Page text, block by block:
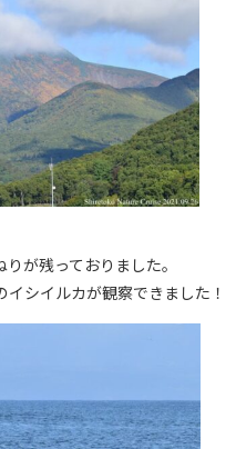
が残っておりました。
シイルカが観察できました！